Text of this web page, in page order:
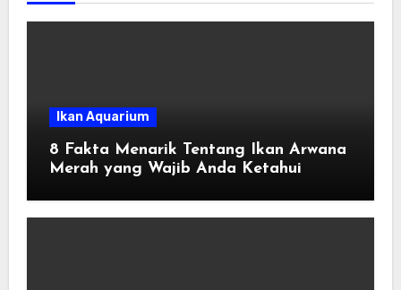
Ikan Aquarium
8 Fakta Menarik Tentang Ikan Arwana
Merah yang Wajib Anda Ketahui